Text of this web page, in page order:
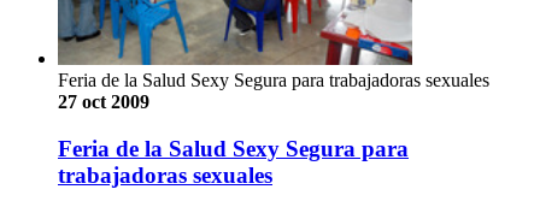
Feria de la Salud Sexy Segura para trabajadoras sexuales
27 oct 2009
Feria de la Salud Sexy Segura para
trabajadoras sexuales